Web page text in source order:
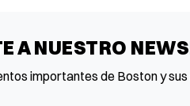
A NUESTRO
importantes de Boston y